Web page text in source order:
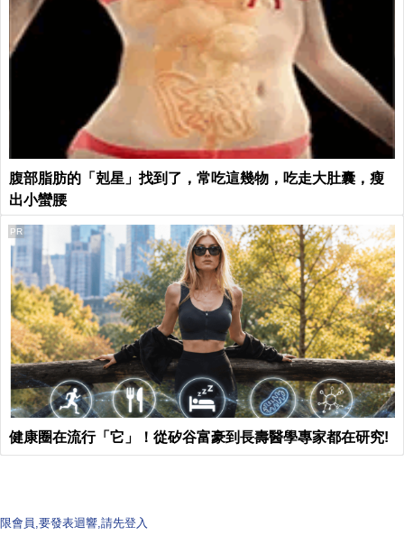
腹部脂肪的「剋星」找到了，常吃這幾物，吃走大肚囊，瘦
出小蠻腰
健康圈在流行「它」！從矽谷富豪到長壽醫學專家都在研究!
PR
限會員,要發表迴響,請先登入